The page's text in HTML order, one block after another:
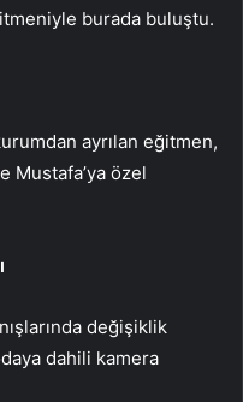
burada buluştu.
ayrılan eğitmen,
Mustafa’ya özel
değişiklik
dahili kamera